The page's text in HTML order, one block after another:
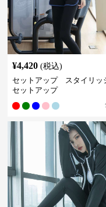
¥4,420 (税込)
セットアップ スタイリッ
セットアップ